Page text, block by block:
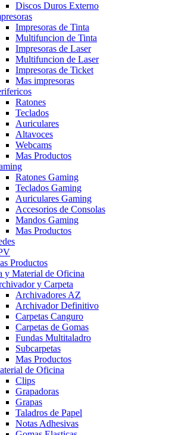
Discos Duros Externo
Impresoras de Tinta
Multifuncion de Tinta
Impresoras de Laser
Multifuncion de Laser
Impresoras de Ticket
Mas impresoras
Ratones
Teclados
Auriculares
Altavoces
Webcams
Mas Productos
Ratones Gaming
Teclados Gaming
Auriculares Gaming
Accesorios de Consolas
Mandos Gaming
Mas Productos
Productos
y Material de Oficina
y Carpeta
Archivadores AZ
Archivador Definitivo
Carpetas Canguro
Carpetas de Gomas
Fundas Multitaladro
Subcarpetas
Mas Productos
de Oficina
Clips
Grapadoras
Grapas
Taladros de Papel
Notas Adhesivas